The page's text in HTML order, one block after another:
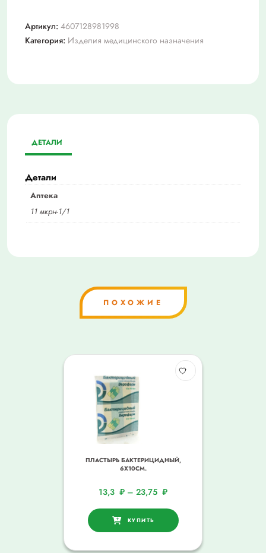
Артикул: 4607128981998
Категория: Изделия медицинского назначения
ДЕТАЛИ
Детали
Аптека
11 мкрн-1/1
ПОХОЖИЕ
ПЛАСТЫРЬ БАКТЕРИЦИДНЫЙ,
6Х10СМ.
13,3 ₽ – 23,75 ₽
КУПИТЬ